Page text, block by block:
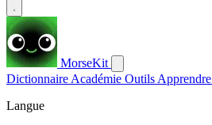
MorseKit
Dictionnaire Académie Outils Apprendre
Langue